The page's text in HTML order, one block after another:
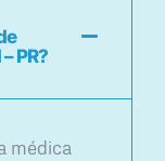
PR?
médica